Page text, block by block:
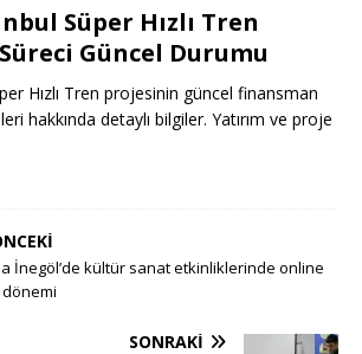
Süper Hızlı Tren
Güncel Durumu
Hızlı Tren projesinin güncel finansman
hakkında detaylı bilgiler. Yatırım ve proje
İnegöl’de kültür sanat etkinliklerinde online
SONRAKI